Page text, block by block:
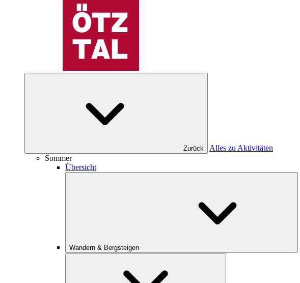
Zurück
Alles zu Aktivitäten
Sommer
Übersicht
Wandern & Bergsteigen